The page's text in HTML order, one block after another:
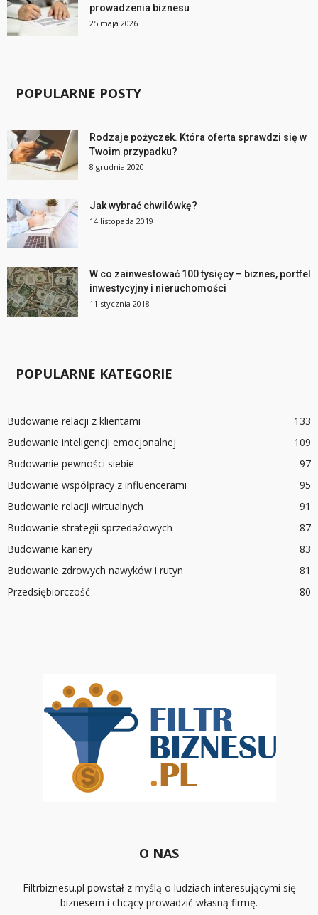
prowadzenia biznesu
25 maja 2026
POPULARNE POSTY
Rodzaje pożyczek. Która oferta sprawdzi się w
Twoim przypadku?
8 grudnia 2020
Jak wybrać chwilówkę?
14 listopada 2019
W co zainwestować 100 tysięcy – biznes, portfel
inwestycyjny i nieruchomości
11 stycznia 2018
POPULARNE KATEGORIE
Budowanie relacji z klientami
133
Budowanie inteligencji emocjonalnej
109
Budowanie pewności siebie
97
Budowanie współpracy z influencerami
95
Budowanie relacji wirtualnych
91
Budowanie strategii sprzedażowych
87
Budowanie kariery
83
Budowanie zdrowych nawyków i rutyn
81
Przedsiębiorczość
80
O NAS
Filtrbiznesu.pl powstał z myślą o ludziach interesującymi się
biznesem i chcący prowadzić własną firmę.